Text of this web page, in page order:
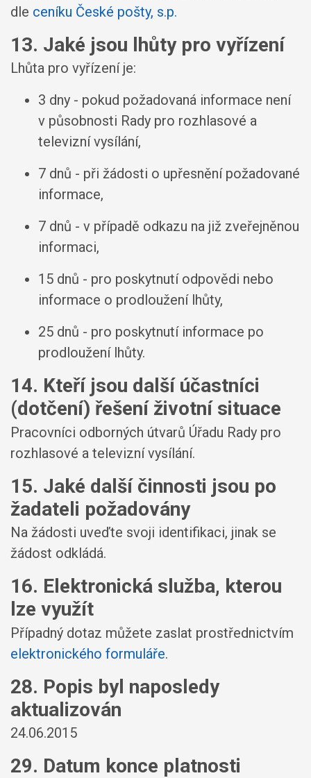
dle ceníku České pošty, s.p.
13. Jaké jsou lhůty pro vyřízení
Lhůta pro vyřízení je:
3 dny - pokud požadovaná informace není
v působnosti Rady pro rozhlasové a
televizní vysílání,
7 dnů - při žádosti o upřesnění požadované
informace,
7 dnů - v případě odkazu na již zveřejněnou
informaci,
15 dnů - pro poskytnutí odpovědi nebo
informace o prodloužení lhůty,
25 dnů - pro poskytnutí informace po
prodloužení lhůty.
14. Kteří jsou další účastníci
(dotčení) řešení životní situace
Pracovníci odborných útvarů Úřadu Rady pro
rozhlasové a televizní vysílání.
15. Jaké další činnosti jsou po
žadateli požadovány
Na žádosti uveďte svoji identifikaci, jinak se
žádost odkládá.
16. Elektronická služba, kterou
lze využít
Případný dotaz můžete zaslat prostřednictvím
elektronického formuláře.
28. Popis byl naposledy
aktualizován
24.06.2015
29. Datum konce platnosti